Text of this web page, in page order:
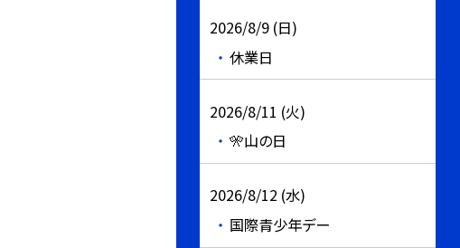
2026/8/9 (日)
休業日
2026/8/11 (火)
🎌山の日
2026/8/12 (水)
国際青少年デー